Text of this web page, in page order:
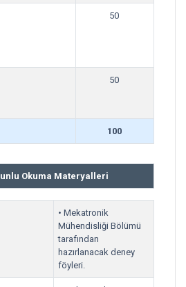
50
50
100
Okuma Materyalleri
• Mekatronik
Mühendisliği Bölümü
tarafından
hazırlanacak deney
föyleri.